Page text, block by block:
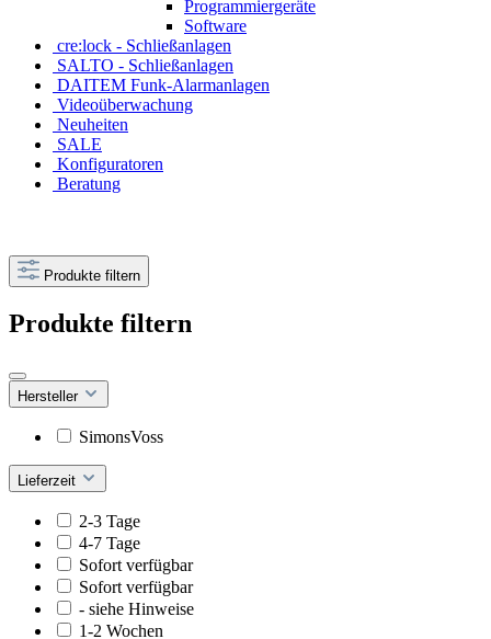
Programmiergeräte
Software
cre:lock - Schließanlagen
SALTO - Schließanlagen
DAITEM Funk-Alarmanlagen
Videoüberwachung
Neuheiten
SALE
Konfiguratoren
Beratung
Produkte filtern
Produkte filtern
Hersteller
SimonsVoss
Lieferzeit
2-3 Tage
4-7 Tage
Sofort verfügbar
Sofort verfügbar
- siehe Hinweise
1-2 Wochen